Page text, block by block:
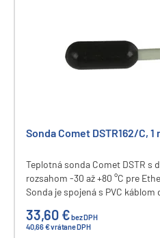
Sonda Comet DSTR162/C, 1
Teplotná sonda Comet DSTR s
rozsahom -30 až +80 °C pre
Sonda je spojená s PVC káblom
33,60 €bez DPH
40,66 € vrátane DPH